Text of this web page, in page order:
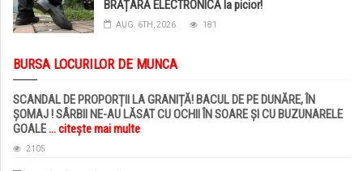
BRĂȚARĂ ELECTRONICĂ la picior!
AUG. 6TH, 2026 181
BURSA LOCURILOR DE MUNCA
SCANDAL DE PROPORȚII LA GRANIȚĂ! BACUL DE PE DUNĂRE, ÎN
ȘOMAJ ! SÂRBII NE-AU LĂSAT CU OCHII ÎN SOARE ȘI CU BUZUNARELE
GOALE... citește mai multe
2105